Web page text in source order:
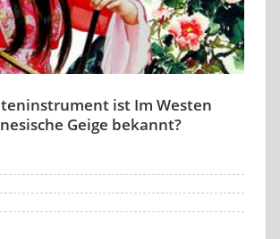
ist Im Westen
Geige bekannt?